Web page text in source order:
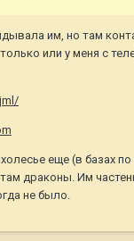
им, но там
или у меня с
еще (в базах
драконы. Им
не было.